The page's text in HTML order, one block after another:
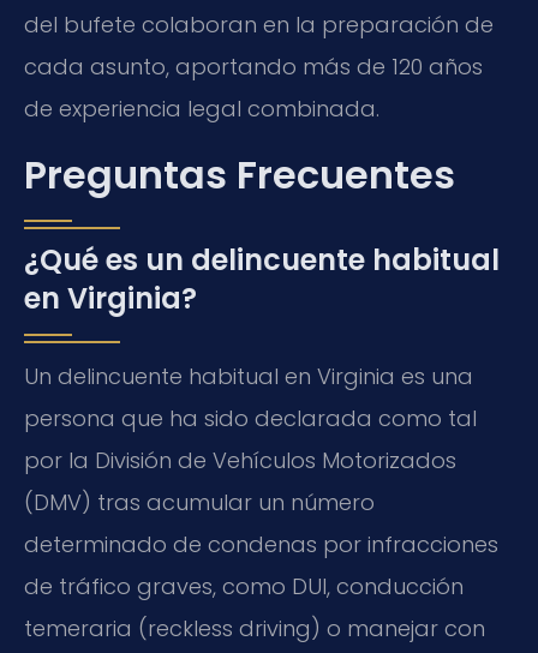
del bufete colaboran en la preparación de
cada asunto, aportando más de 120 años
de experiencia legal combinada.
Preguntas Frecuentes
¿Qué es un delincuente habitual
en Virginia?
Un delincuente habitual en Virginia es una
persona que ha sido declarada como tal
por la División de Vehículos Motorizados
(DMV) tras acumular un número
determinado de condenas por infracciones
de tráfico graves, como DUI, conducción
temeraria (reckless driving) o manejar con